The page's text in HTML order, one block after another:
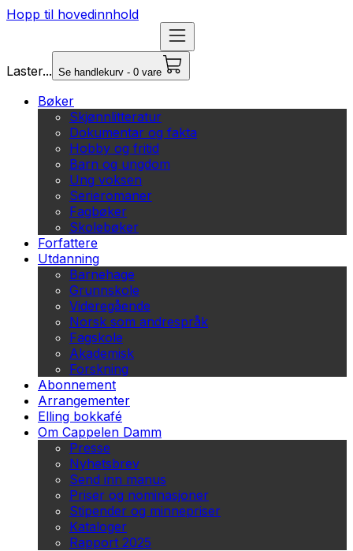
Hopp til hovedinnhold
Laster... Se handlekurv - 0 vare
Bøker
Skjønnlitteratur
Dokumentar og fakta
Hobby og fritid
Barn og ungdom
Ung voksen
Serieromaner
Fagbøker
Skolebøker
Forfattere
Utdanning
Barnehage
Grunnskole
Videregående
Norsk som andrespråk
Fagskole
Akademisk
Forskning
Abonnement
Arrangementer
Elling bokkafé
Om Cappelen Damm
Presse
Nyhetsbrev
Send inn manus
Priser og nominasjoner
Stipender og minnepriser
Kataloger
Rapport 2025